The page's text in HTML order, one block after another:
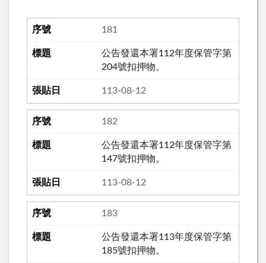
181
公告發還本署112年度保管字第
204號扣押物。
113-08-12
182
公告發還本署112年度保管字第
147號扣押物。
113-08-12
183
公告發還本署113年度保管字第
185號扣押物。